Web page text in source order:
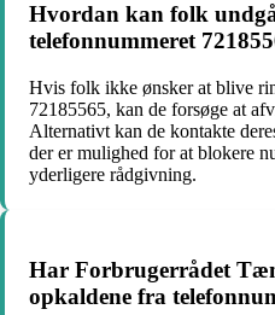
Hvordan kan folk
telefonnummeret
Hvis folk ikke ønsker at blive
72185565, kan de forsøge at
Alternativt kan de kontakte
der er mulighed for at blokere
yderligere rådgivning.
Har Forbrugerrådet
opkaldene fra